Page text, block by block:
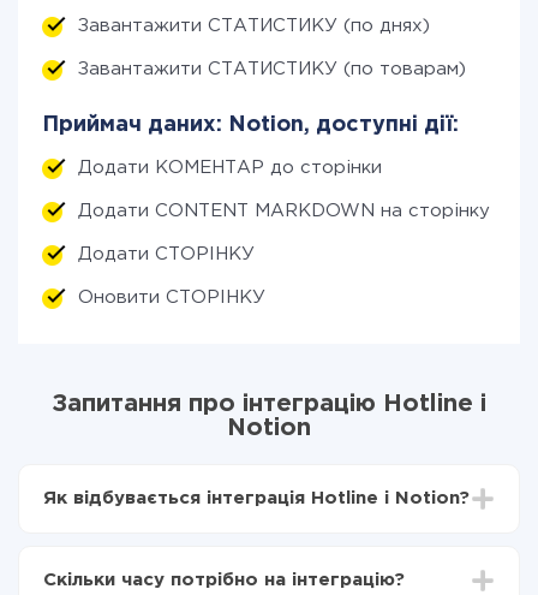
Завантажити СТАТИСТИКУ (по днях)
Завантажити СТАТИСТИКУ (по товарам)
Приймач даних: Notion, доступні дії:
Додати КОМЕНТАР до сторінки
Додати CONTENT MARKDOWN на сторінку
Додати СТОРІНКУ
Оновити СТОРІНКУ
Запитання про інтеграцію Hotline і
Notion
Як відбувається інтеграція Hotline і Notion?
Вибираєте які дані передавати з Hotline в Notion
Скільки часу потрібно на інтеграцію?